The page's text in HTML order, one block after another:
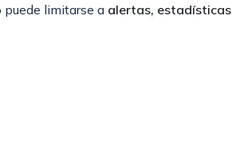
puede limitarse a alertas, estadísticas